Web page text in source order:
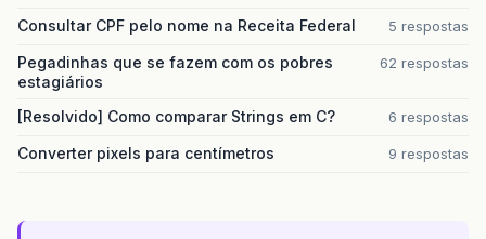
Consultar CPF pelo nome na Receita Federal 5 respostas
Pegadinhas que se fazem com os pobres
estagiários
62 respostas
[Resolvido] Como comparar Strings em C? 6 respostas
Converter pixels para centímetros 9 respostas